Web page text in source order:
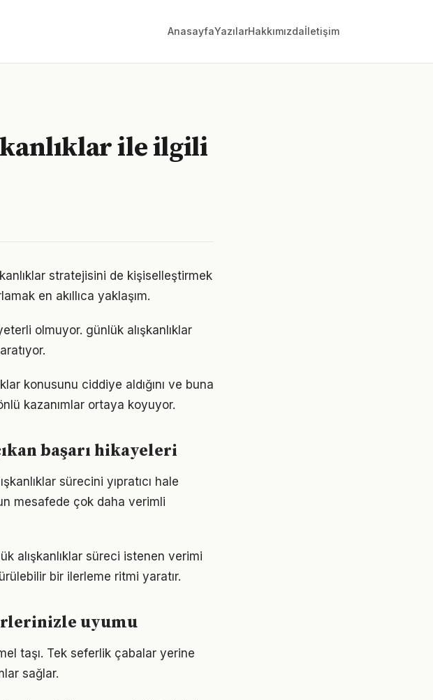
AnasayfaYazılarHakkımızdaİletişim
ile ilgili
stratejisini de kişiselleştirmek
en akıllıca yaklaşım.
olmuyor. günlük alışkanlıklar
konusunu ciddiye aldığını ve buna
kazanımlar ortaya koyuyor.
başarı hikayeleri
sürecini yıpratıcı hale
mesafede çok daha verimli
alışkanlıklar süreci istenen verimi
bir ilerleme ritmi yaratır.
uyumu
taşı. Tek seferlik çabalar yerine
sağlar.